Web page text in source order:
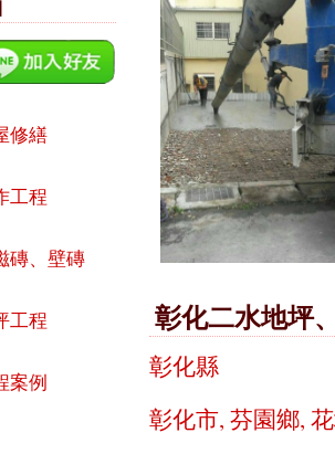
修繕
工程
磚、壁磚
工程
案例
彰化二水地坪
彰化縣
彰化市, 芬園鄉,